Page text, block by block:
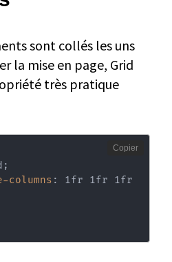
sont collés les uns
la mise en page, Grid
très pratique
;
columns :
1fr 1fr 1fr
Copier